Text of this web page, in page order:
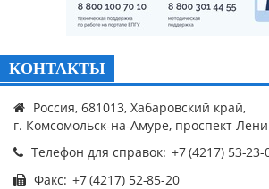
КОНТАКТЫ
Россия, 681013, Хабаровский край,
г. Комсомольск-на-Амуре, проспект
Телефон для справок:
Факс: